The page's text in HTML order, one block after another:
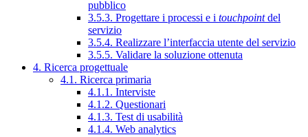
pubblico
3.5.3. Progettare i processi e i touchpointdel
servizio
3.5.4. Realizzare l’interfaccia utente del servizio
3.5.5. Validare la soluzione ottenuta
4. Ricerca progettuale
4.1. Ricerca primaria
4.1.1. Interviste
4.1.2. Questionari
4.1.3. Test di usabilità
4.1.4. Web analytics